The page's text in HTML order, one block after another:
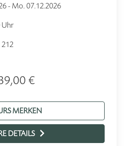
- Mo. 07.12.2026
Uhr
212
€
MERKEN
DETAILS